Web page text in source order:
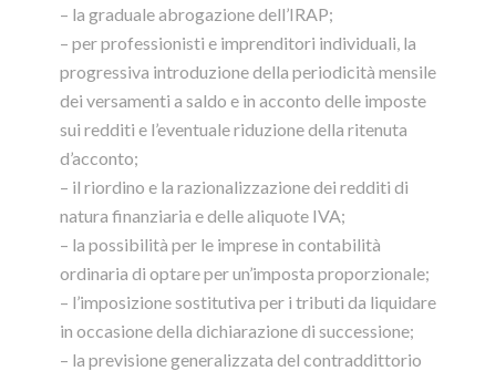
– la graduale abrogazione dell’IRAP;
– per professionisti e imprenditori individuali, la
progressiva introduzione della periodicità mensile
dei versamenti a saldo e in acconto delle imposte
sui redditi e l’eventuale riduzione della ritenuta
d’acconto;
– il riordino e la razionalizzazione dei redditi di
natura finanziaria e delle aliquote IVA;
– la possibilità per le imprese in contabilità
ordinaria di optare per un’imposta proporzionale;
– l’imposizione sostitutiva per i tributi da liquidare
in occasione della dichiarazione di successione;
– la previsione generalizzata del contraddittorio